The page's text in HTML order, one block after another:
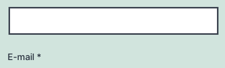
E-mail *